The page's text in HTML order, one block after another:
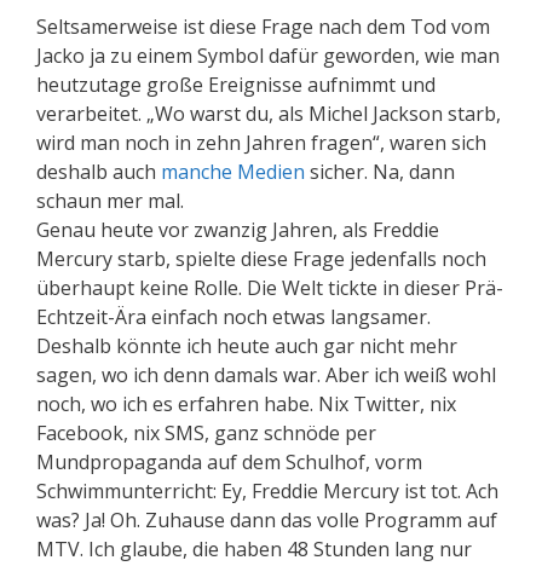
Seltsamerweise ist diese Frage nach dem Tod vom
Jacko ja zu einem Symbol dafür geworden, wie man
heutzutage große Ereignisse aufnimmt und
verarbeitet. „Wo warst du, als Michel Jackson starb,
wird man noch in zehn Jahren fragen“, waren sich
deshalb auch manche Medien sicher. Na, dann
schaun mer mal.
Genau heute vor zwanzig Jahren, als Freddie
Mercury starb, spielte diese Frage jedenfalls noch
überhaupt keine Rolle. Die Welt tickte in dieser Prä-
Echtzeit-Ära einfach noch etwas langsamer.
Deshalb könnte ich heute auch gar nicht mehr
sagen, wo ich denn damals war. Aber ich weiß wohl
noch, wo ich es erfahren habe. Nix Twitter, nix
Facebook, nix SMS, ganz schnöde per
Mundpropaganda auf dem Schulhof, vorm
Schwimmunterricht: Ey, Freddie Mercury ist tot. Ach
was? Ja! Oh. Zuhause dann das volle Programm auf
MTV. Ich glaube, die haben 48 Stunden lang nur